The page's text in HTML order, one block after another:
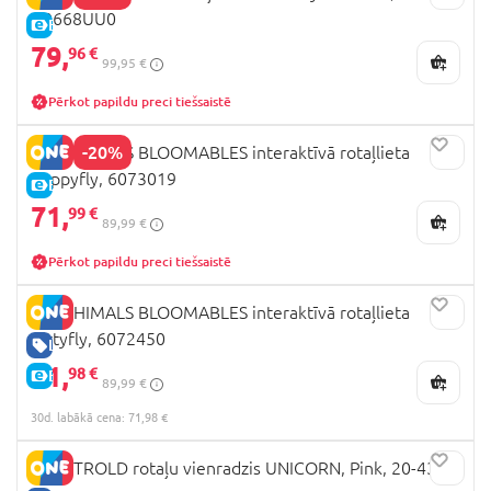
E-CENA
G0668UU0
79,96 €
99,95 €
Pērkot papildu preci tiešsaistē
-20%
E-CENA
HATCHIMALS BLOOMABLES interaktīvā rotaļlieta
Puppyfly, 6073019
71,99 €
89,99 €
Pērkot papildu preci tiešsaistē
LABA CENA
E-CENA
HATCHIMALS BLOOMABLES interaktīvā rotaļlieta
Kittyfly, 6072450
71,98 €
89,99 €
30d. labākā cena: 71,98 €
BABYTROLD rotaļu vienradzis UNICORN, Pink, 20-43EN